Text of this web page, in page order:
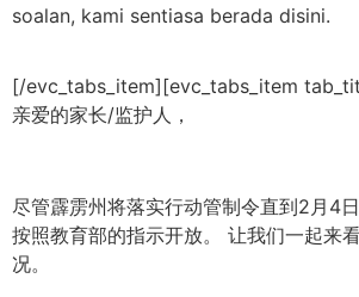
soalan, kami sentiasa berada disini.
[/evc_tabs_item][evc_tabs_item
亲爱的家长/监护人，
尽管霹雳州将落实行动管制令直到2月4
按照教育部的指示开放。 让我们一起来
况。